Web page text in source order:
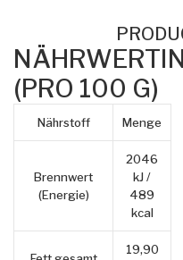
(PRO 100 G)
Nährstoff Menge
Brennwert
(Energie)
2046
kJ /
489
kcal
19,90